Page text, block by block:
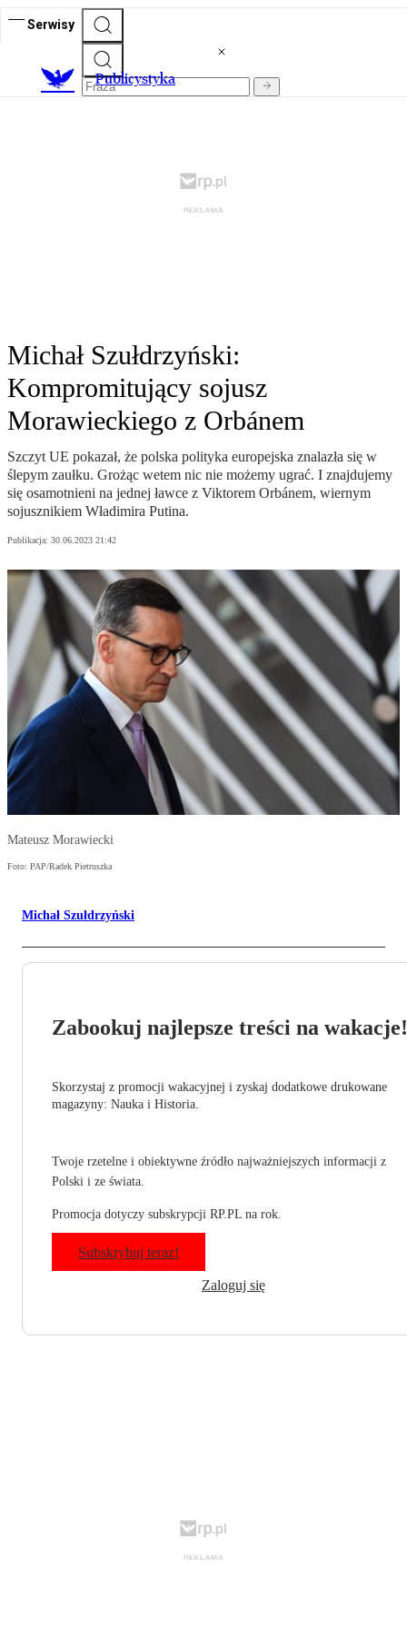
Serwisy
Publicystyka
Michał Szułdrzyński:
Kompromitujący sojusz
Morawieckiego z Orbánem
Szczyt UE pokazał, że polska polityka europejska znalazła się w
ślepym zaułku. Grożąc wetem nic nie możemy ugrać. I znajdujemy
się osamotnieni na jednej ławce z Viktorem Orbánem, wiernym
sojusznikiem Władimira Putina.
Publikacja: 30.06.2023 21:42
Mateusz Morawiecki
Foto: PAP/Radek Pietruszka
Michał Szułdrzyński
Zabookuj najlepsze treści na wakacje!
Skorzystaj z promocji wakacyjnej i zyskaj dodatkowe drukowane
magazyny: Nauka i Historia.
Twoje rzetelne i obiektywne źródło najważniejszych informacji z
Polski i ze świata.
Promocja dotyczy subskrypcji RP.PL na rok.
Subskrybuj teraz!
Zaloguj się